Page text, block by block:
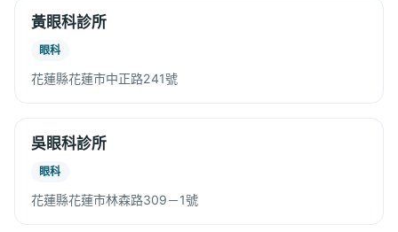
黃眼科診所
眼科
花蓮縣花蓮市中正路241號
吳眼科診所
眼科
花蓮縣花蓮市林森路309－1號